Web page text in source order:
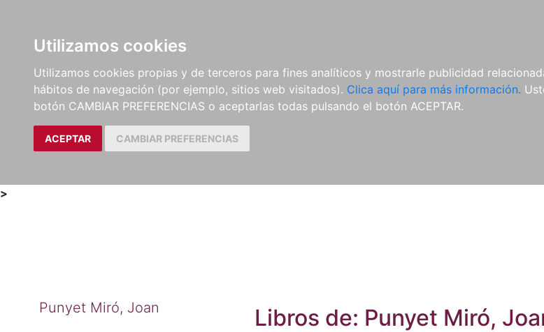
Utilizamos cookies
Utilizamos cookies propias y de terceros para fines analíticos y mostrarle publicidad
hábitos de navegación (por ejemplo, sitios web visitados). Clica aquí para más información.
botón CAMBIAR PREFERENCIAS o aceptarlas todas pulsando el botón ACEPTAR.
ACEPTAR CAMBIAR PREFERENCIAS
LIBROS
MÉTODOS Y
EJERCICIOS
PARTITURAS Y EDICIONES
CRÍTICAS
REVISTAS
CDS Y
DVDS
MATERIAL
>
Punyet Miró, Joan Libros de: Punyet Miró,